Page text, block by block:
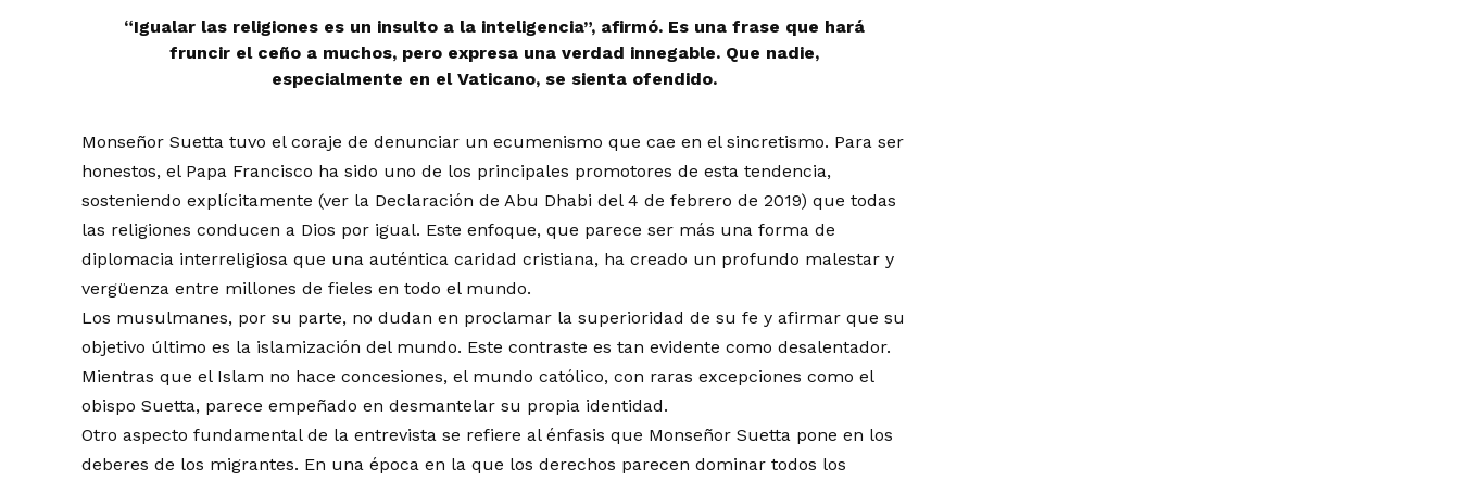
“Igualar las religiones es un insulto a la inteligencia”, afirmó. Es una frase que hará
fruncir el ceño a muchos, pero expresa una verdad innegable. Que nadie,
especialmente en el Vaticano, se sienta ofendido.
Monseñor Suetta tuvo el coraje de denunciar un ecumenismo que cae en el sincretismo. Para ser
honestos, el Papa Francisco ha sido uno de los principales promotores de esta tendencia,
sosteniendo explícitamente (ver la Declaración de Abu Dhabi del 4 de febrero de 2019) que todas
las religiones conducen a Dios por igual. Este enfoque, que parece ser más una forma de
diplomacia interreligiosa que una auténtica caridad cristiana, ha creado un profundo malestar y
vergüenza entre millones de fieles en todo el mundo.
Los musulmanes, por su parte, no dudan en proclamar la superioridad de su fe y afirmar que su
objetivo último es la islamización del mundo. Este contraste es tan evidente como desalentador.
Mientras que el Islam no hace concesiones, el mundo católico, con raras excepciones como el
obispo Suetta, parece empeñado en desmantelar su propia identidad.
Otro aspecto fundamental de la entrevista se refiere al énfasis que Monseñor Suetta pone en los
deberes de los migrantes. En una época en la que los derechos parecen dominar todos los